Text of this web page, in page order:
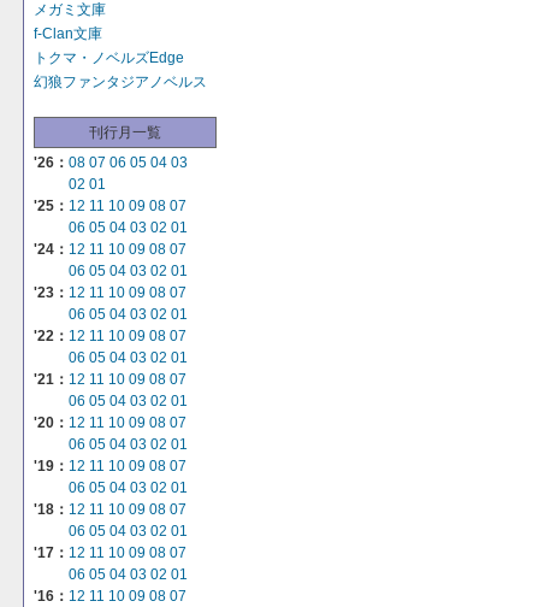
メガミ文庫
f-Clan文庫
トクマ・ノベルズEdge
幻狼ファンタジアノベルス
刊行月一覧
'26： 08 07 06 05 04 03
02 01
'25： 12 11 10 09 08 07
06 05 04 03 02 01
'24： 12 11 10 09 08 07
06 05 04 03 02 01
'23： 12 11 10 09 08 07
06 05 04 03 02 01
'22： 12 11 10 09 08 07
06 05 04 03 02 01
'21： 12 11 10 09 08 07
06 05 04 03 02 01
'20： 12 11 10 09 08 07
06 05 04 03 02 01
'19： 12 11 10 09 08 07
06 05 04 03 02 01
'18： 12 11 10 09 08 07
06 05 04 03 02 01
'17： 12 11 10 09 08 07
06 05 04 03 02 01
'16： 12 11 10 09 08 07